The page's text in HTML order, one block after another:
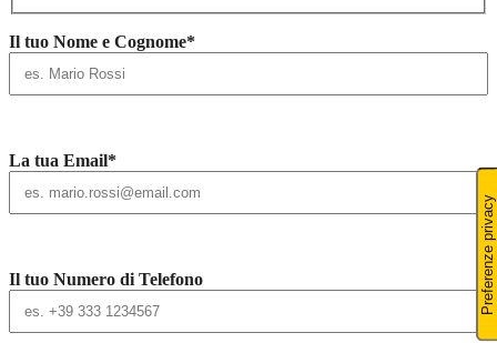
Il tuo Nome e Cognome*
La tua Email*
Il tuo Numero di Telefono